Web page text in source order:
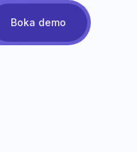
Boka demo